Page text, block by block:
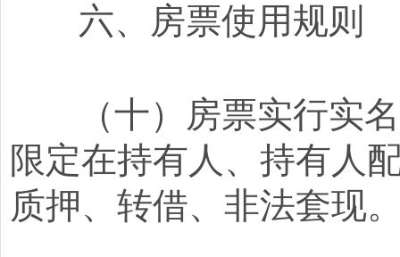
六、房票使用规则
（十）房票实行实名
限定在持有人、持有人
质押、转借、非法套现